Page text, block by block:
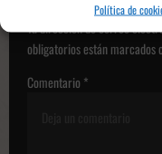
Política de
ó
n
d
Tu dirección de correo
obligatorios están marcados
Comentario *